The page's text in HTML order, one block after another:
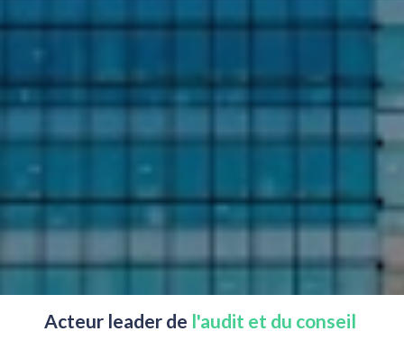
Acteur leader de l'audit et du conseil